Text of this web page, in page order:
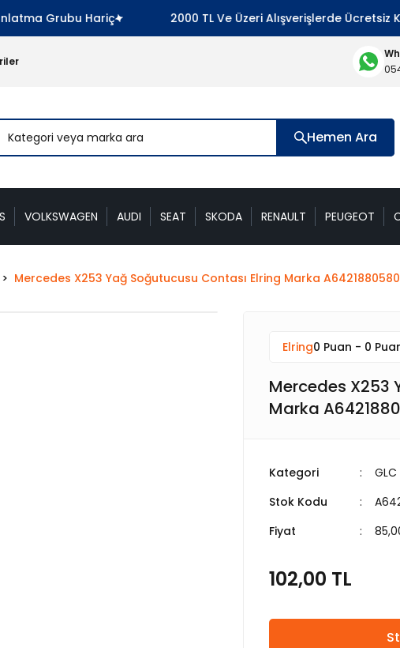
Grubu Hariç 2000 TL Ve Üzeri Alışverişlerde Ücretsiz
Hemen Ara
VOLKSWAGEN AUDI SEAT SKODA RENAULT PEUGEOT
Mercedes X253 Yağ Soğutucusu Contası Elring Marka A6421880580
Elring0 Puan - 0
Mercedes X253
Marka
Kategori
Stok Kodu
Fiyat
102,00 TL